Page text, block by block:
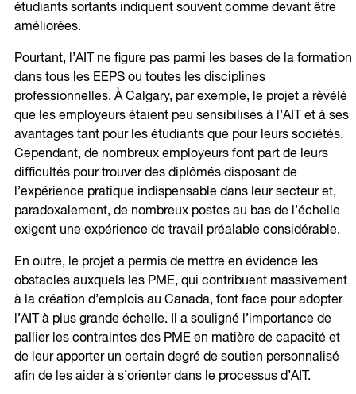
étudiants sortants indiquent souvent comme devant être
améliorées.
Pourtant, l’AIT ne figure pas parmi les bases de la formation
dans tous les EEPS ou toutes les disciplines
professionnelles. À Calgary, par exemple, le projet a révélé
que les employeurs étaient peu sensibilisés à l’AIT et à ses
avantages tant pour les étudiants que pour leurs sociétés.
Cependant, de nombreux employeurs font part de leurs
difficultés pour trouver des diplômés disposant de
l’expérience pratique indispensable dans leur secteur et,
paradoxalement, de nombreux postes au bas de l’échelle
exigent une expérience de travail préalable considérable.
En outre, le projet a permis de mettre en évidence les
obstacles auxquels les PME, qui contribuent massivement
à la création d’emplois au Canada, font face pour adopter
l’AIT à plus grande échelle. Il a souligné l’importance de
pallier les contraintes des PME en matière de capacité et
de leur apporter un certain degré de soutien personnalisé
afin de les aider à s’orienter dans le processus d’AIT.